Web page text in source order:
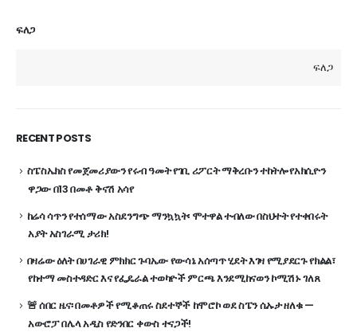
ፍለጋ
ፍለጋ
RECENT POSTS
ስፔስኤክስ የመጀመሪያውን የሩብ ዓመት የገቢ ሪፖርት ማቅረቡን ተከትሎ የአክሲዮን
ዋጋው በ13 በመቶ ቅናሽ አሳየ
ከሬሳ ሳጥን የተሰማው አስደንግጭ ማንኳኳት፡ ሞተዋል ተብለው በስህተት የተቀበሩት
አያት አስገራሚ ታሪክ!
በዛሬው ዕለት በሀገራዊ ምክክር ጉባኤው የውሳኔ አሰጣጥ ሂደት እገዛ የሚያደርጉ የክልል፣
የከተማ መስተዳድር እና የፌዴራል ተወካዮች ምርጫ እንደሚከናወን ኮሚሽኑ ገለጸ
🚨 ሰበር ዜና፡ በመቶዎች የሚቆጠሩ ስደተኞች ከሞሮኮ ወደ ስፔን ሴኡታ ዘለቁ —
አውሮፓ በሌላ አዲስ የድንበር ቀውስ ተናጋች!